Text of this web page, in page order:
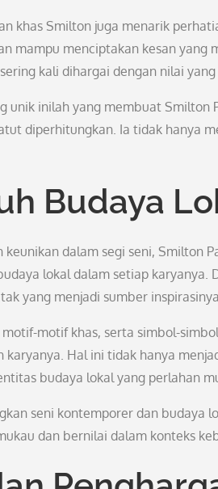
khas Smilton juga menarik
mampu menciptakan kesan yang
kali dihargai dengan nilai
unik inilah yang membuat Smilton
diperhitungkan. Ia tidak hanya
Budaya
dalam segi seni, Smilton
lokal dalam setiap
yang menjadi sumber
motif-motif khas, serta simbol-
karyanya. Hal ini tidak hanya
budaya lokal yang perlahan
seni kontemporer dan budaya
dan bernilai dalam konteks